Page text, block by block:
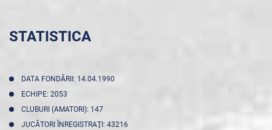
STATISTICA
DATA FONDĂRII: 14.04.1990
ECHIPE: 2053
CLUBURI (AMATORI): 147
JUCĂTORI ÎNREGISTRAŢI: 43216